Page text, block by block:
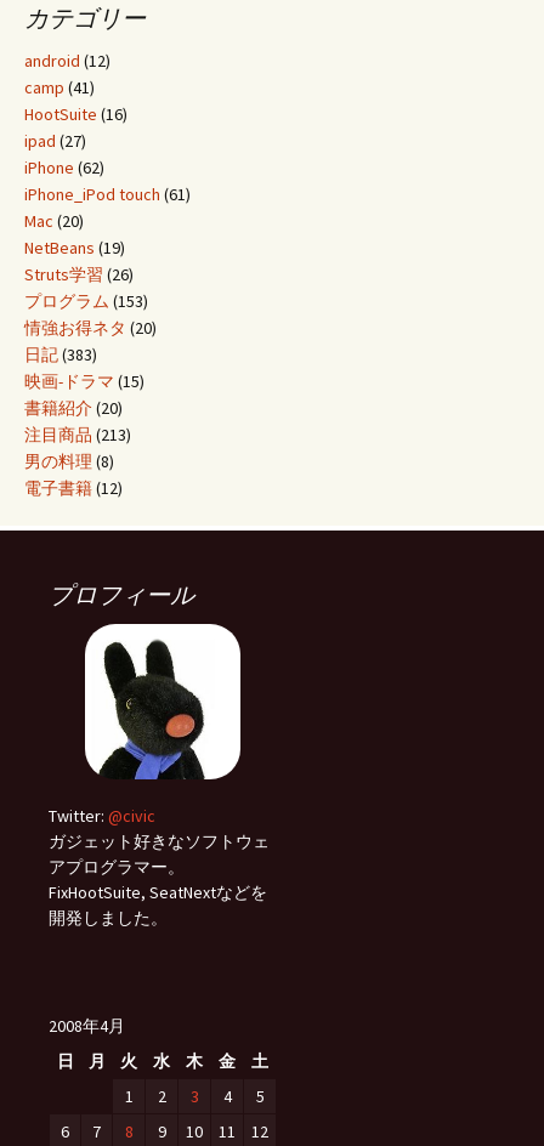
カテゴリー
android (12)
camp (41)
HootSuite (16)
ipad (27)
iPhone (62)
iPhone_iPod touch (61)
Mac (20)
NetBeans (19)
Struts学習 (26)
プログラム (153)
情強お得ネタ (20)
日記(383)
映画-ドラマ (15)
書籍紹介(20)
注目商品 (213)
男の料理 (8)
電子書籍(12)
プロフィール
Twitter: @civic
ガジェット好きなソフトウェ
アプログラマー。
FixHootSuite, SeatNextなどを
開発しました。
2008年4月
日
月 火 水 木 金
土
1
2 3 4
5
6
7 8 9 10 11 12